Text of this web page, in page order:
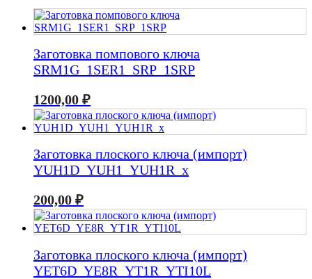
Заготовка помпового ключа
SRM1G_1SER1_SRP_1SRP
1200,00 ₽
Заготовка плоского ключа (импорт)
YUH1D_YUH1_YUH1R_x
200,00 ₽
Заготовка плоского ключа (импорт)
YET6D_YE8R_YT1R_YTI10L